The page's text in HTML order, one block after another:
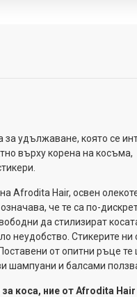
за удължаване, която се
върху корена на косъма,
Afrodita Hair, освен
че те са по-
да стилизират
неудобство. Стикерите ни
от опитни ръце те
шампуани и балсами
коса, ние от Afrodita